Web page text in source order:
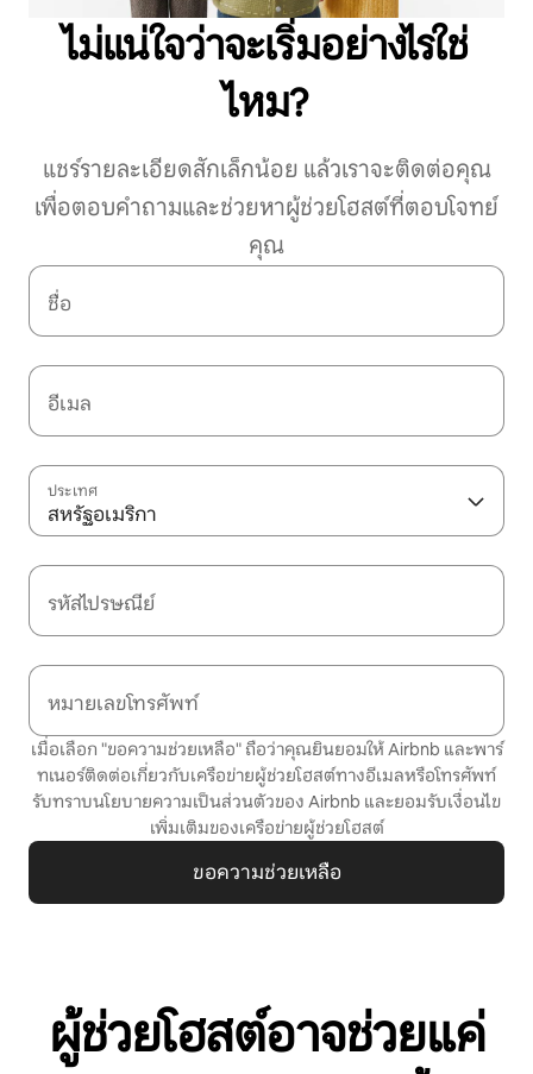
ไม่แน่ใจว่าจะเริ่มอย่างไรใช่
ไหม?
แชร์รายละเอียดสักเล็กน้อย แล้วเราจะติดต่อคุณ
เพื่อตอบคำถามและช่วยหาผู้ช่วยโฮสต์ที่ตอบโจทย์
คุณ
ชื่อ
อีเมล
ประเทศ
สหรัฐอเมริกา
รหัสไปรษณีย์
หมายเลขโทรศัพท์
เมื่อเลือก "ขอความช่วยเหลือ" ถือว่าคุณยินยอมให้ Airbnb และพาร์
ทเนอร์ติดต่อเกี่ยวกับเครือข่ายผู้ช่วยโฮสต์ทางอีเมลหรือโทรศัพท์
รับทราบนโยบายความเป็นส่วนตัวของ Airbnb และยอมรับเงื่อนไข
เพิ่มเติมของเครือข่ายผู้ช่วยโฮสต์
ขอความช่วยเหลือ
ผู้ช่วยโฮสต์อาจช่วยแค่